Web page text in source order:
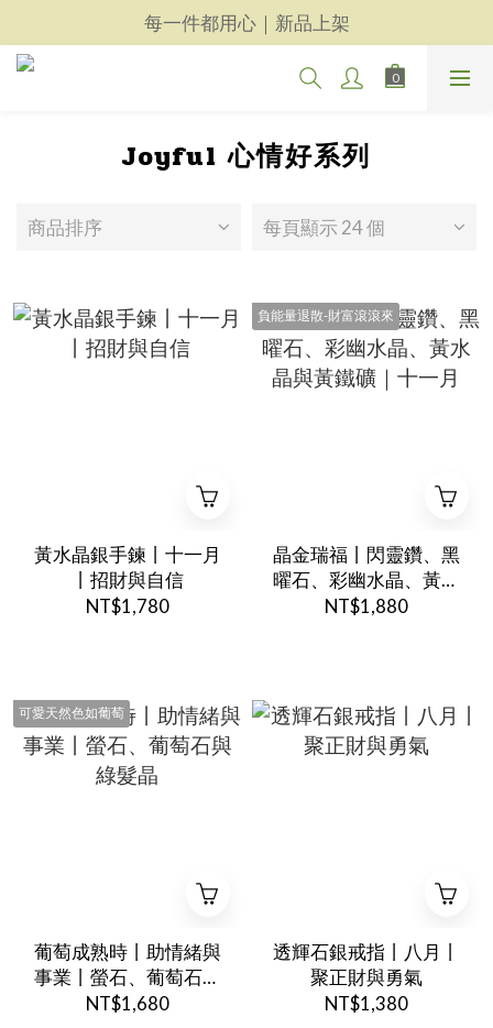
天然晶礦玉石飾品｜精選商品
每一件都用心｜新品上架
天然晶礦玉石飾品｜精選商品
Joyful 心情好系列
商品排序 每頁顯示 24 個
黃水晶銀手鍊丨十一月
丨招財與自信
NT$1,780
負能量退散-財富滾滾來
晶金瑞福丨閃靈鑽、黑
曜石、彩幽水晶、黃水
晶與黃鐵礦｜十一月
NT$1,880
可愛天然色如葡萄
葡萄成熟時丨助情緒與
事業丨螢石、葡萄石與
綠髮晶
NT$1,680
透輝石銀戒指丨八月丨
聚正財與勇氣
NT$1,380